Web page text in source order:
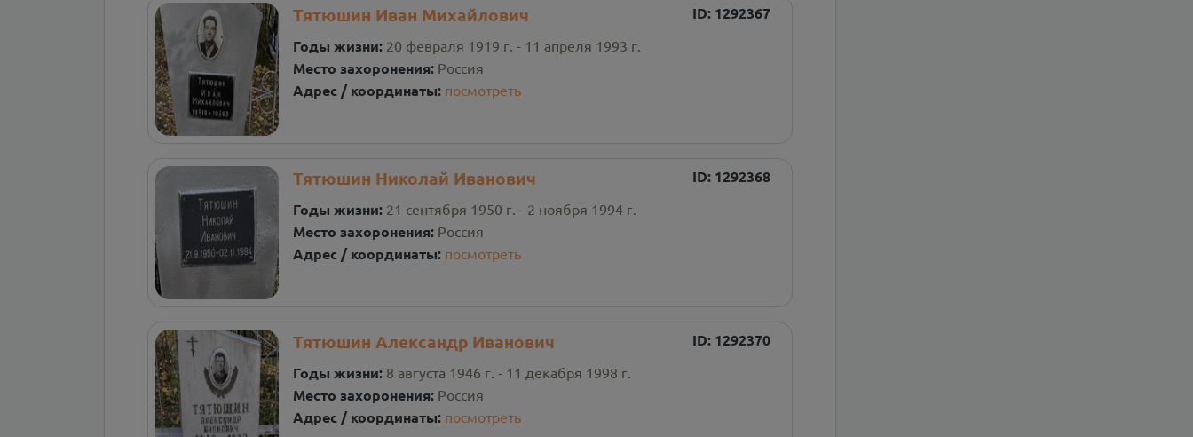
Тятюшин Иван Михайлович ID: 1292367
Годы жизни: 20 февраля 1919 г. - 11 апреля 1993 г.
Место захоронения: Россия
Адрес / координаты: посмотреть
Тятюшин Николай Иванович ID: 1292368
Годы жизни: 21 сентября 1950 г. - 2 ноября 1994 г.
Место захоронения: Россия
Адрес / координаты: посмотреть
Тятюшин Александр Иванович ID: 1292370
Годы жизни: 8 августа 1946 г. - 11 декабря 1998 г.
Место захоронения: Россия
Адрес / координаты: посмотреть